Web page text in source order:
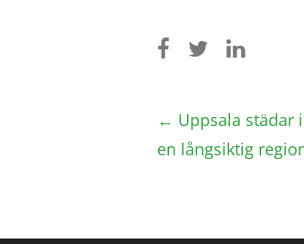
Post
← Uppsala städar
en långsiktig